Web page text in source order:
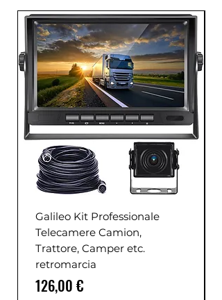
Galileo Kit Professionale
Telecamere Camion,
Trattore, Camper etc.
retromarcia
Prezzo
126,00 €